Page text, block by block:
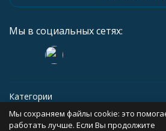
Мы в социальных сетях:
Категории
Информация
Мы сохраняем файлы cookie: это
работать лучше. Если Вы продолжите